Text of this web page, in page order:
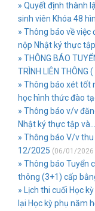
» Quyết định thành
sinh viên Khóa 48
» Thông báo về
nộp Nhật ký thực
» THÔNG BÁO
TRÌNH LIÊN THÔNG (
» Thông báo xét tốt
học hình thức đào
» Thông báo v/v
Nhật ký thực tập và...
» Thông báo V/v
12/2025 (06/01/2026
» Thông báo Tuyển
thông (3+1) cấp bằng
» Lịch thi cuối Học
lại Học kỳ phụ năm